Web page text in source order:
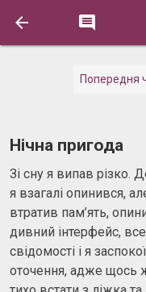
 
Попередня
Нічна пригода
Зі сну я випав різко.
я взагалі опинився,
втратив пам’ять,
дивний інтерфейс,
свідомості і я
оточення, адже щось